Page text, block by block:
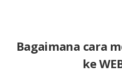
Bagaimana cara
ke